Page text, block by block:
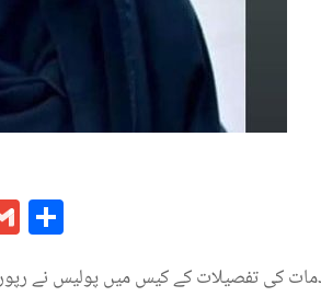
Gmail
کی تفصیلات کے کیس میں پولیس نے